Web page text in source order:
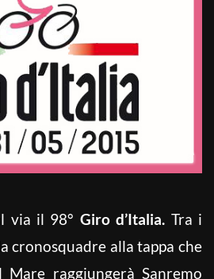
via il 98° Giro d’Italia. Tra i
cronosquadre alla tappa che
raggiungerà Sanremo